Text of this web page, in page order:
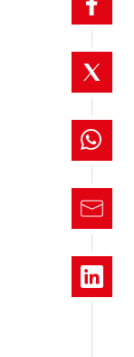
ilvibonese.it
catanzarochannel.it
lacapitalenews.it